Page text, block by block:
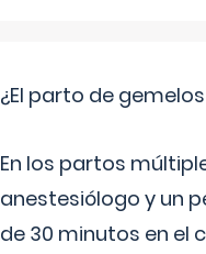
¿El parto de
En los partos
anestesiólogo y un
de 30 minutos en el